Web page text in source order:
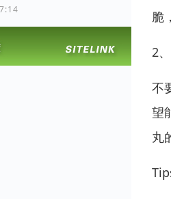
脆
2
不
望
丸